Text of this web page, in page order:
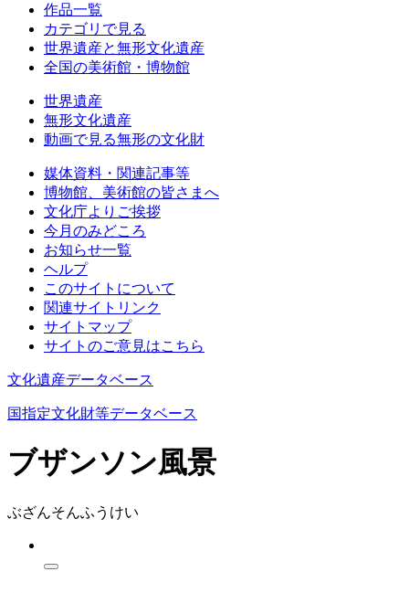
作品一覧
カテゴリで見る
世界遺産と無形文化遺産
全国の美術館・博物館
世界遺産
無形文化遺産
動画で見る無形の文化財
媒体資料・関連記事等
博物館、美術館の皆さまへ
文化庁よりご挨拶
今月のみどころ
お知らせ一覧
ヘルプ
このサイトについて
関連サイトリンク
サイトマップ
サイトのご意見はこちら
文化遺産データベース
国指定文化財等データベース
ブザンソン風景
ぶざんそんふうけい